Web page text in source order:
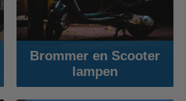
Brommer en Scooter
lampen